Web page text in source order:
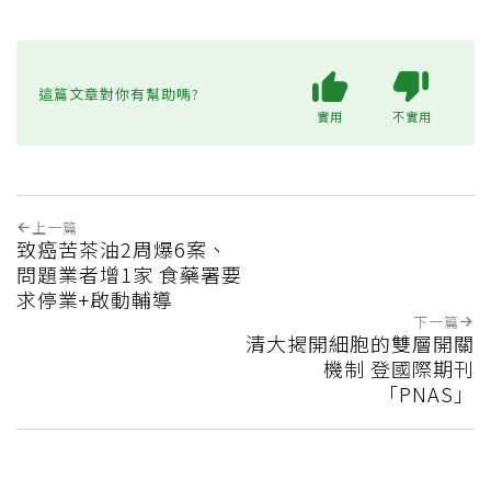
這篇文章對你有幫助嗎?
實用 不實用
上一篇
致癌苦茶油2周爆6案、
問題業者增1家 食藥署要
求停業+啟動輔導
下一篇
清大揭開細胞的雙層開關
機制 登國際期刊
「PNAS」